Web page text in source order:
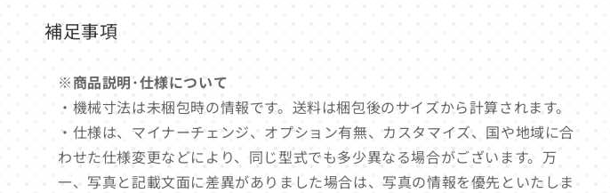
補足事項
※商品説明･仕様について
・機械寸法は未梱包時の情報です。送料は梱包後のサイズから計算されます。
・仕様は、マイナーチェンジ、オプション有無、カスタマイズ、国や地域に合
わせた仕様変更などにより、同じ型式でも多少異なる場合がございます。万
一、写真と記載文面に差異がありました場合は、写真の情報を優先といたしま